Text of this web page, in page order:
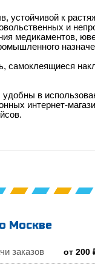
устойчивой к
и
медикаментов,
самоклеящиеся
в
интернет-
Москве
заказов от 200